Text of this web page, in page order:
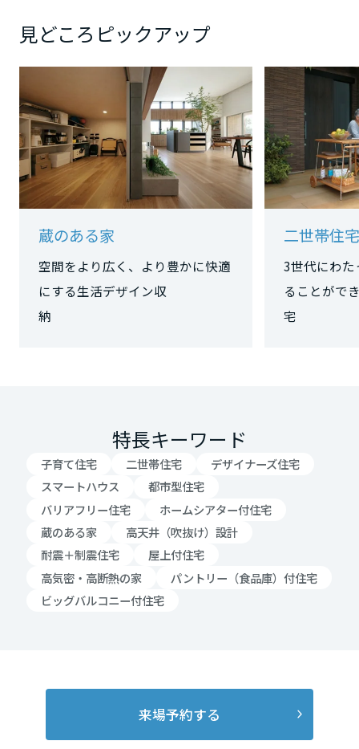
見どころピックアップ
蔵のある家
空間をより広く、より豊かに快適
にする生活デザイン収
納
二世帯住宅
3世代にわ
ることがで
宅
特長キーワード
子育て住宅 二世帯住宅
デザイナーズ住宅
スマートハウス
都市型住宅
バリアフリー住宅
ホームシアター付住宅
蔵のある家
高天井（吹抜け）設計
耐震＋制震住宅
屋上付住宅
高気密・高断熱の家
パントリー（食品庫）付住宅
ビッグバルコニー付住宅
来場予約する
山口県
徳島県
香川県
愛媛県
福岡県
佐賀県
長崎県